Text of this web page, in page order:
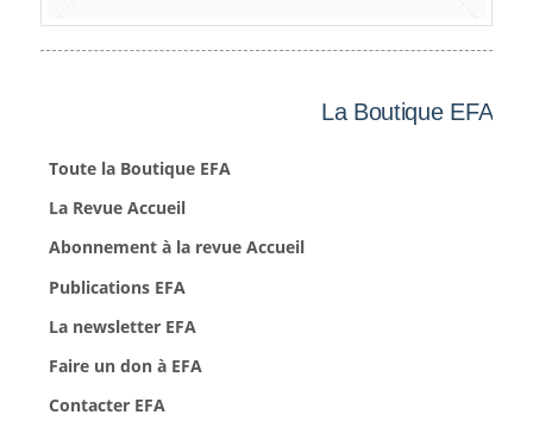
La Boutique EFA
Toute la Boutique EFA
La Revue Accueil
Abonnement à la revue Accueil
Publications EFA
La newsletter EFA
Faire un don à EFA
Contacter EFA